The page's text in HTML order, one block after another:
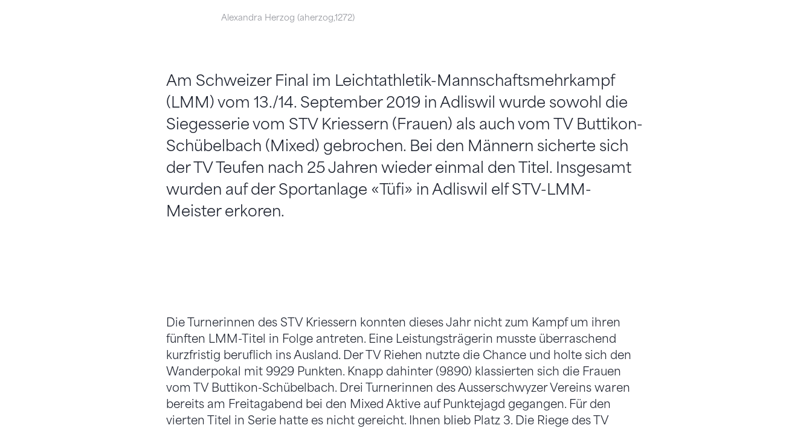
Alexandra Herzog (aherzog,1272)
Am Schweizer Final im Leichtathletik-Mannschaftsmehrkampf
(LMM) vom 13./14. September 2019 in Adliswil wurde sowohl die
Siegesserie vom STV Kriessern (Frauen) als auch vom TV Buttikon-
Schübelbach (Mixed) gebrochen. Bei den Männern sicherte sich
der TV Teufen nach 25 Jahren wieder einmal den Titel. Insgesamt
wurden auf der Sportanlage «Tüfi» in Adliswil elf STV-LMM-
Meister erkoren.
Die Turnerinnen des STV Kriessern konnten dieses Jahr nicht zum Kampf um ihren
fünften LMM-Titel in Folge antreten. Eine Leistungsträgerin musste überraschend
kurzfristig beruflich ins Ausland. Der TV Riehen nutzte die Chance und holte sich den
Wanderpokal mit 9929 Punkten. Knapp dahinter (9890) klassierten sich die Frauen
vom TV Buttikon-Schübelbach. Drei Turnerinnen des Ausserschwyzer Vereins waren
bereits am Freitagabend bei den Mixed Aktive auf Punktejagd gegangen. Für den
vierten Titel in Serie hatte es nicht gereicht. Ihnen blieb Platz 3. Die Riege des TV